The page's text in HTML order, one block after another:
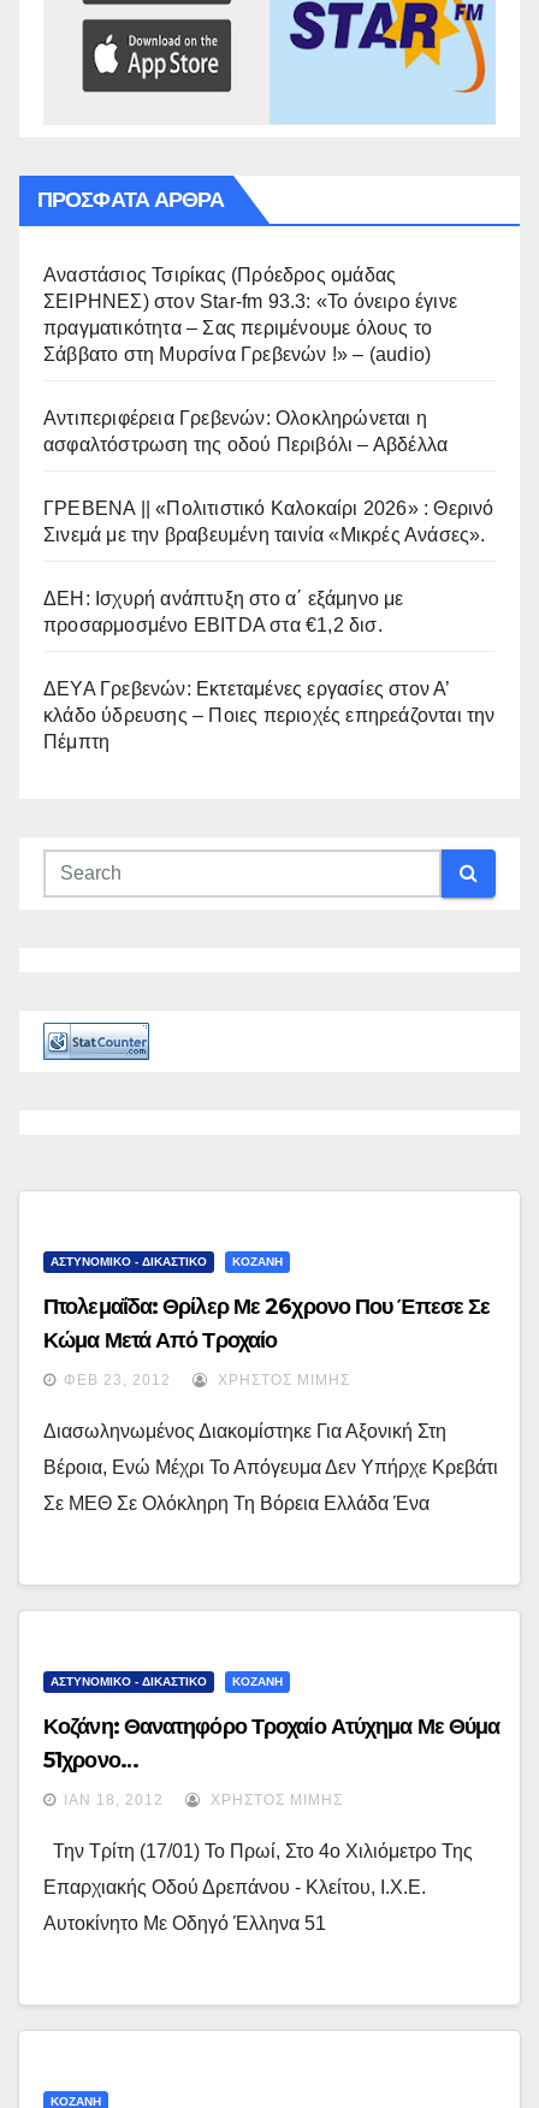
ΠΡΌΣΦΑΤΑ ΆΡΘΡΑ
Αναστάσιος Τσιρίκας (Πρόεδρος ομάδας
ΣΕΙΡΗΝΕΣ) στον Star-fm 93.3: «Το όνειρο έγινε
πραγματικότητα – Σας περιμένουμε όλους το
Σάββατο στη Μυρσίνα Γρεβενών !» – (audio)
Αντιπεριφέρεια Γρεβενών: Ολοκληρώνεται η
ασφαλτόστρωση της οδού Περιβόλι – Αβδέλλα
ΓΡΕΒΕΝΑ || «Πολιτιστικό Καλοκαίρι 2026» : Θερινό
Σινεμά με την βραβευμένη ταινία «Μικρές Ανάσες».
ΔΕΗ: Ισχυρή ανάπτυξη στο α΄ εξάμηνο με
προσαρμοσμένο EBITDA στα €1,2 δισ.
ΔΕΥΑ Γρεβενών: Εκτεταμένες εργασίες στον Α’
κλάδο ύδρευσης – Ποιες περιοχές επηρεάζονται την
Πέμπτη
ΑΣΤΥΝΟΜΙΚΟ - ΔΙΚΑΣΤΙΚΟ ΚΟΖΑΝΗ
Πτολεμαΐδα: Θρίλερ Με 26χρονο Που Έπεσε Σε
Κώμα Μετά Από Τροχαίο
ΦΕΒ 23, 2012 ΧΡΉΣΤΟΣ ΜΊΜΗΣ
Διασωληνωμένος Διακομίστηκε Για Αξονική Στη
Βέροια, Ενώ Μέχρι Το Απόγευμα Δεν Υπήρχε Κρεβάτι
Σε ΜΕΘ Σε Ολόκληρη Τη Βόρεια Ελλάδα Ένα
ΑΣΤΥΝΟΜΙΚΟ - ΔΙΚΑΣΤΙΚΟ ΚΟΖΑΝΗ
Κοζάνη: Θανατηφόρο Τροχαίο Ατύχημα Με Θύμα
51χρονο…
ΙΑΝ 18, 2012 ΧΡΉΣΤΟΣ ΜΊΜΗΣ
Την Τρίτη (17/01) Το Πρωί, Στο 4ο Χιλιόμετρο Της
Επαρχιακής Οδού Δρεπάνου - Κλείτου, Ι.Χ.Ε.
Αυτοκίνητο Με Οδηγό Έλληνα 51
ΚΟΖΑΝΗ